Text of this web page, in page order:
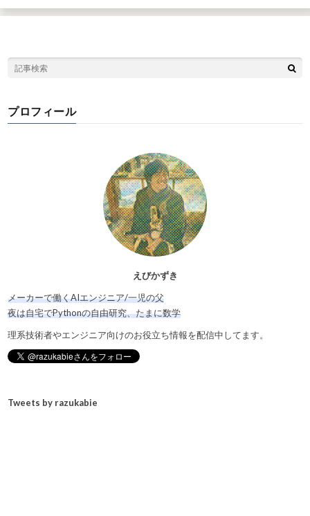
プロフィール
えびかずき
メーカーで働くAIエンジニア/一児の父
夜は自宅でPythonの自由研究、たまに数学
理系技術者やエンジニア向けのお役立ち情報を配信中してます。
Tweets by razukabie